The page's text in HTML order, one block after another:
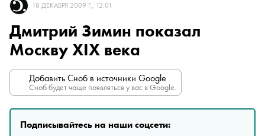
18 ДЕКАБРЯ 2009 Г., 12:01
Дмитрий Зимин показал
Москву ХIХ века
Добавить Сноб в источники Google
Сноб будет чаще появляться у вас в Google.
Подписывайтесь на наши соцсети: